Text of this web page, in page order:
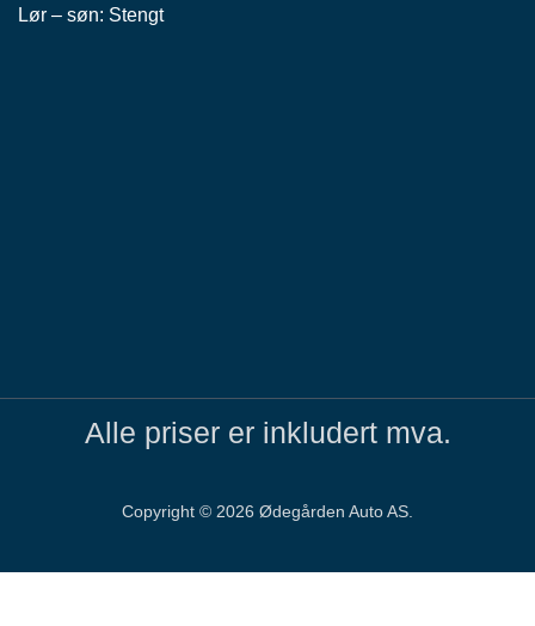
Lør – søn: Stengt
Alle priser er inkludert mva.
Copyright © 2026 Ødegården Auto AS.